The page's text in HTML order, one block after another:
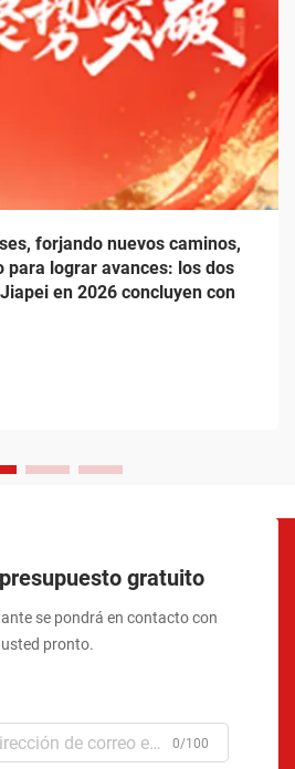
forjando nuevos caminos,
para lograr avances: los dos
en 2026 concluyen con
gratuito
se pondrá en contacto con
usted pronto.
0/100